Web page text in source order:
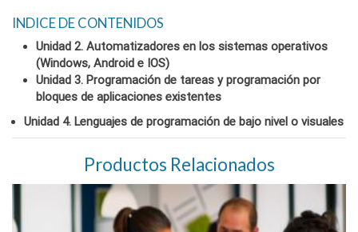
INDICE DE CONTENIDOS
Unidad 2. Automatizadores en los sistemas operativos
(Windows, Android e IOS)
Unidad 3. Programación de tareas y programación por
bloques de aplicaciones existentes
Unidad 4. Lenguajes de programación de bajo nivel o visuales
Productos Relacionados